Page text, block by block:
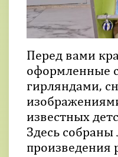
Перед вами
оформленные
гирляндами,
известных
Здесь
произведения